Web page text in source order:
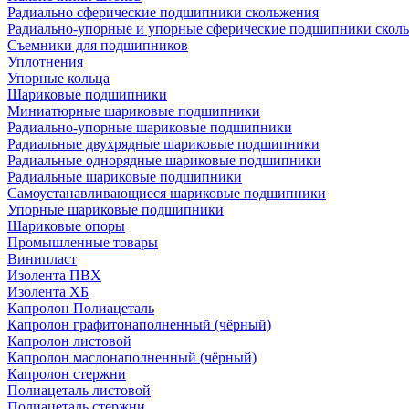
Радиально сферические подшипники скольжения
Радиально-упорные и упорные сферические подшипники
Съемники для подшипников
Уплотнения
Упорные кольца
Шариковые подшипники
Миниатюрные шариковые подшипники
Радиально-упорные шариковые подшипники
Радиальные двухрядные шариковые подшипники
Радиальные однорядные шариковые подшипники
Радиальные шариковые подшипники
Самоустанавливающиеся шариковые подшипники
Упорные шариковые подшипники
Шариковые опоры
Промышленные товары
Винипласт
Изолента ПВХ
Изолента ХБ
Капролон Полиацеталь
Капролон графитонаполненный (чёрный)
Капролон листовой
Капролон маслонаполненный (чёрный)
Капролон стержни
Полиацеталь листовой